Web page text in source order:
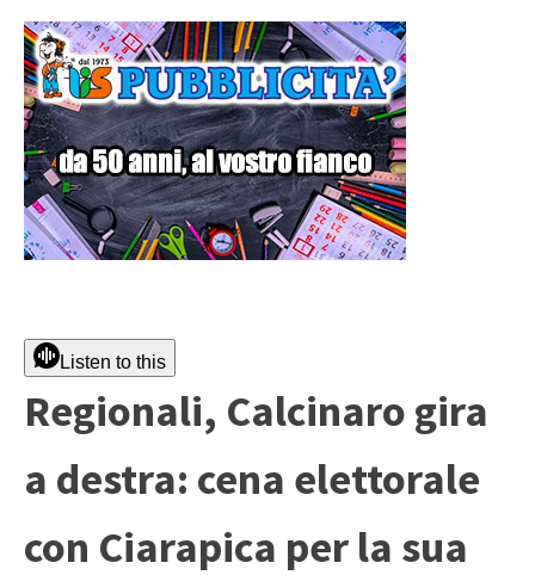
Listen to this
Regionali, Calcinaro gira
a destra: cena elettorale
con Ciarapica per la sua